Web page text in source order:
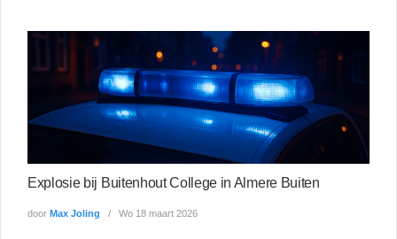
Explosie bij Buitenhout College in Almere Buiten
door Max Joling Wo 18 maart 2026